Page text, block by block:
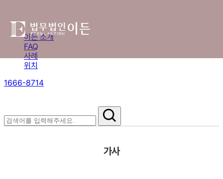
이든 소개
FAQ
사례
위치
1666-8714
가사